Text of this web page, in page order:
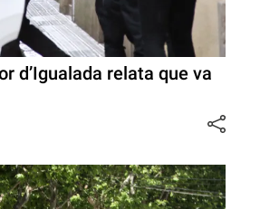
d’Igualada relata que va